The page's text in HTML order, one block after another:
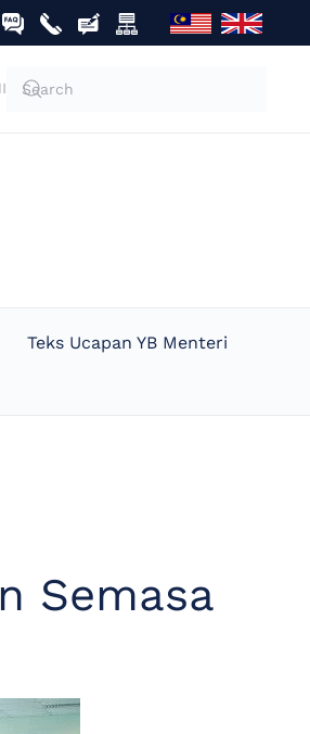
Teks Ucapan YB Menteri
Semasa